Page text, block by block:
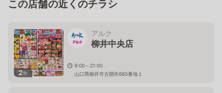
この店舗の近くのチラシ
2枚
アルク
柳井中央店
9:00～21:00
山口県柳井市古開作665番地１